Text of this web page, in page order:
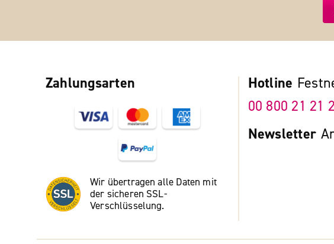
Zahlungsarten
Wir übertragen alle Daten mit
der sicheren SSL-
Verschlüsselung.
Hotline
00 800 21 21
Newsletter